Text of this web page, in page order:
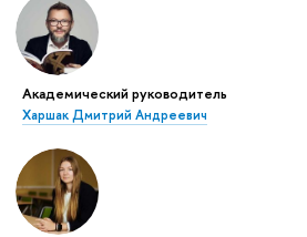
Академический руководитель
Харшак Дмитрий Андреевич